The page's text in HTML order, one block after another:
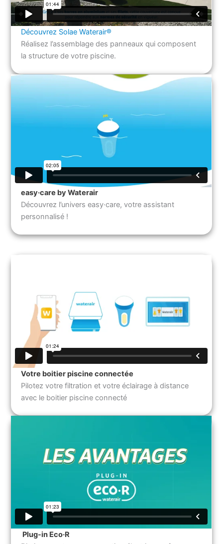
Découvrez Solae Waterair®
Réalisez l’assemblage des panneaux qui composent
la structure de votre piscine.
easy·care by Waterair
Découvrez l’univers easy·care, votre assistant
personnalisé !
Votre boitier piscine connectée
Pilotez votre filtration et votre éclairage à distance
avec le boitier piscine connecté
Plug-in Eco·R